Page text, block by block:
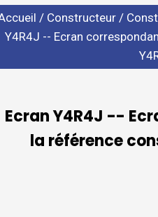
/ Constructeur /
Y4R4J -- Ecran
Ecran Y4R4J --
la référence